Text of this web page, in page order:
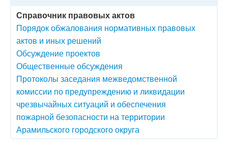
Справочник правовых актов
Порядок обжалования нормативных правовых
актов и иных решений
Обсуждение проектов
Общественные обсуждения
Протоколы заседания межведомственной
комиссии по предупреждению и ликвидации
чрезвычайных ситуаций и обеспечения
пожарной безопасности на территории
Арамильского городского округа